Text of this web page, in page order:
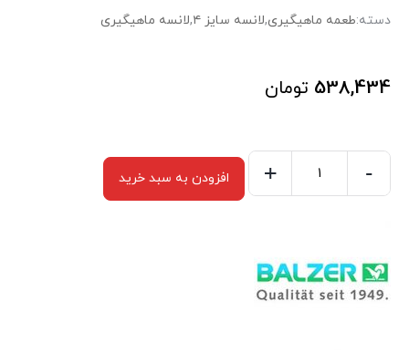
دسته:طعمه ماهیگیری,لانسه سایز ۴ ,لانسه ماهیگیری
538,434 تومان
۴
بالزر
-
+ افزودن به سبد خرید